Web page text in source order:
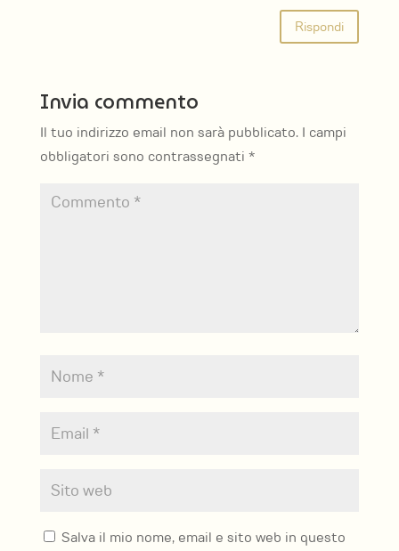
Rispondi
Invia commento
Il tuo indirizzo email non sarà pubblicato. I campi
obbligatori sono contrassegnati *
Salva il mio nome, email e sito web in questo